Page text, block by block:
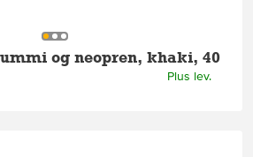
og neopren, khaki, 40
Plus lev.